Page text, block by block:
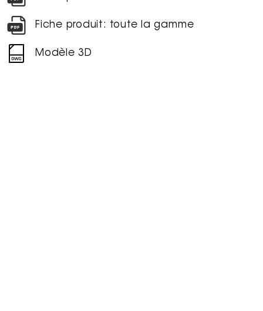
Fiche produit: toute la gamme
Modèle 3D